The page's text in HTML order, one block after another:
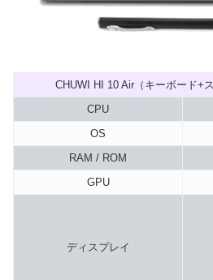
CHUWI HI 10 Air（キーボード+
CPU
OS
RAM / ROM
GPU
ディスプレイ